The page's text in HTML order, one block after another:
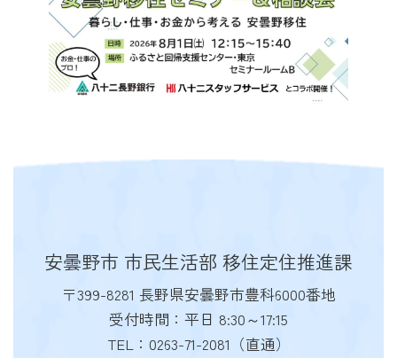
安曇野市 市民生活部 移住定住推進課
〒399-8281 長野県安曇野市豊科6000番地
受付時間：平日 8:30～17:15
TEL：0263-71-2081（直通）